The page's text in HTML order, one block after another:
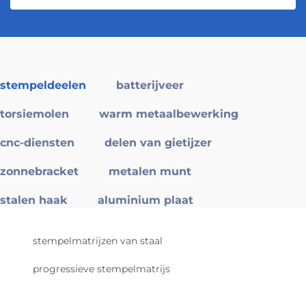
stempeldeelen batterijveer
torsiemolen warm metaalbewerking
cnc-diensten delen van gietijzer
zonnebracket metalen munt
stalen haak aluminium plaat
stempelmatrijzen van staal
progressieve stempelmatrijs